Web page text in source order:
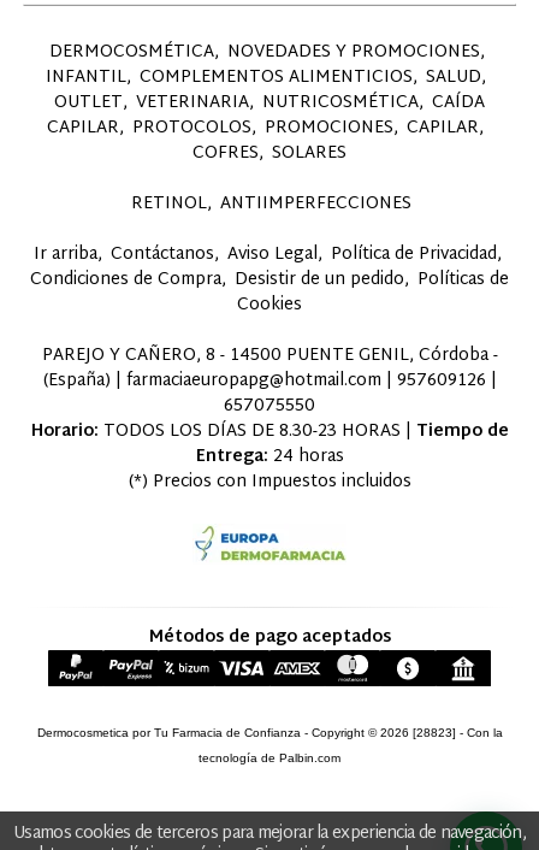
DERMOCOSMÉTICA NOVEDADES Y PROMOCIONES
INFANTIL COMPLEMENTOS ALIMENTICIOS SALUD
OUTLET VETERINARIA NUTRICOSMÉTICA CAÍDA
CAPILAR PROTOCOLOS PROMOCIONES CAPILAR
COFRES SOLARES
RETINOL ANTIIMPERFECCIONES
Ir arriba Contáctanos Aviso Legal Política de Privacidad
Condiciones de Compra Desistir de un pedido Políticas de
Cookies
PAREJO Y CAÑERO, 8 - 14500 PUENTE GENIL, Córdoba -
(España) | farmaciaeuropapg@hotmail.com | 957609126 |
657075550
Horario: TODOS LOS DÍAS DE 8.30-23 HORAS | Tiempo de
Entrega: 24 horas
(*) Precios con Impuestos incluidos
Métodos de pago aceptados
Dermocosmetica por Tu Farmacia de Confianza - Copyright © 2026 [28823] - Con la
tecnología de Palbin.com
Usamos cookies de terceros para mejorar la experiencia de navegación,